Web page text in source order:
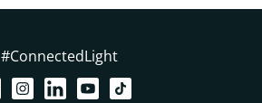
#ConnectedLight